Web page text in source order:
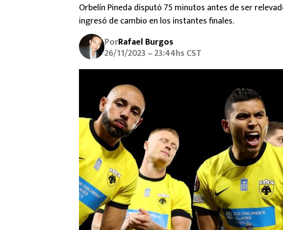
Liga MX FemenilOrbelín Pineda disputó 75 minutos antes de ser
ingresó de cambio en los instantes finales.
PorRafael Burgos
26/11/2023 – 23:44hs CST